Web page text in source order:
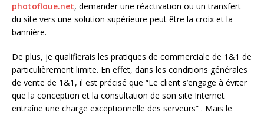
photofloue.net, demander une réactivation ou un transfert
du site vers une solution supérieure peut être la croix et la
bannière.
De plus, je qualifierais les pratiques de commerciale de 1&1 de
particulièrement limite. En effet, dans les conditions générales
de vente de 1&1, il est précisé que “Le client s’engage à éviter
que la conception et la consultation de son site Internet
entraîne une charge exceptionnelle des serveurs” . Mais le